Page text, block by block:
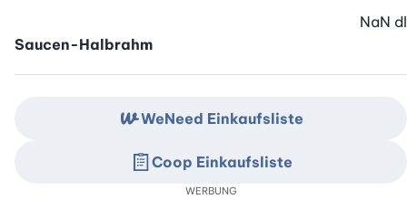
Saucen-Halbrahm
NaN dl
WeNeed Einkaufsliste
Coop Einkaufsliste
WERBUNG